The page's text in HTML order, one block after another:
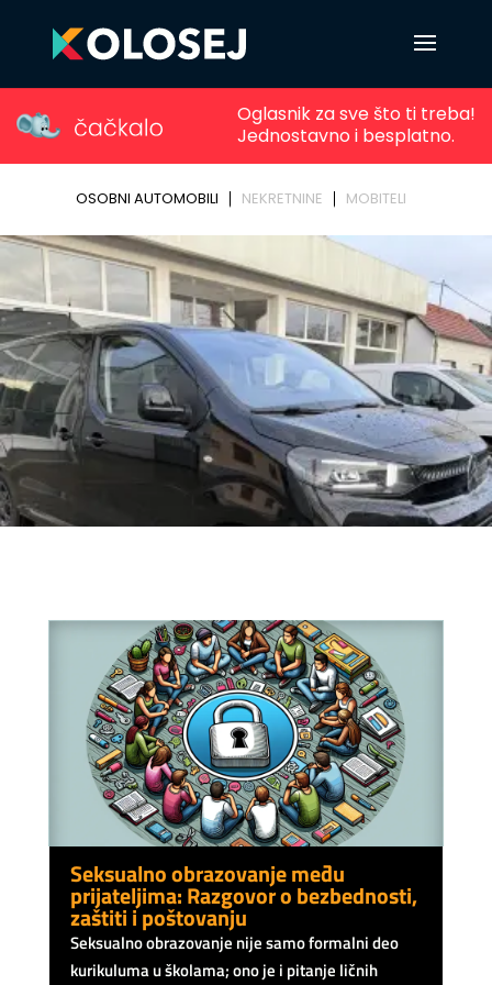
Seksualno obrazovanje među
prijateljima: Razgovor o bezbednosti,
zaštiti i poštovanju
Seksualno obrazovanje nije samo formalni deo
kurikuluma u školama; ono je i pitanje ličnih